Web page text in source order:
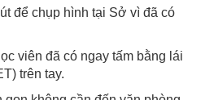
để chụp hình tại Sở vì đã có
viên đã có ngay tấm bằng lái
trên tay.